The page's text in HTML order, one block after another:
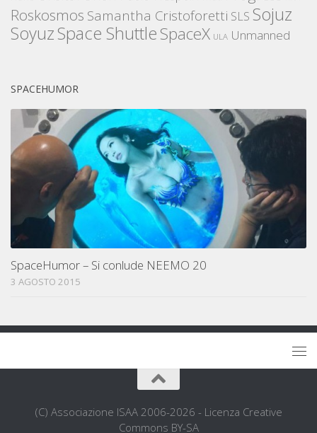
Roskosmos Samantha Cristoforetti SLS Sojuz
SoyuzSpace ShuttleSpaceX ULA Unmanned
SPACEHUMOR
SpaceHumor – Si conlude NEEMO 20
3 AGOSTO 2015
(C) Associazione ISAA 2006-2026 - Licenza Creative
Commons BY-SA